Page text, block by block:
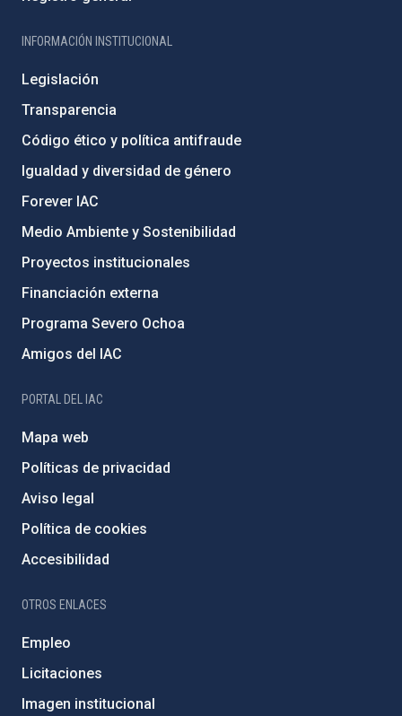
INFORMACIÓN INSTITUCIONAL
Legislación
Transparencia
Código ético y política antifraude
Igualdad y diversidad de género
Forever IAC
Medio Ambiente y Sostenibilidad
Proyectos institucionales
Financiación externa
Programa Severo Ochoa
Amigos del IAC
PORTAL DEL IAC
Mapa web
Políticas de privacidad
Aviso legal
Política de cookies
Accesibilidad
OTROS ENLACES
Empleo
Licitaciones
Imagen institucional